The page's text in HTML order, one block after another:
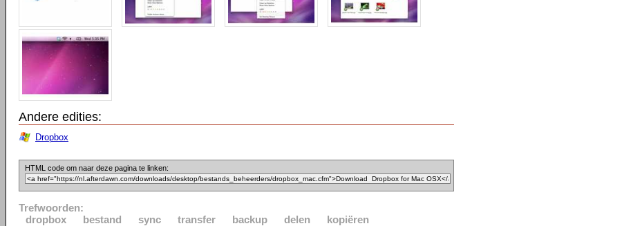
Andere edities:
Dropbox
HTML code om naar deze pagina te linken:
Trefwoorden:
dropbox
bestand sync transfer backup delen kopiëren